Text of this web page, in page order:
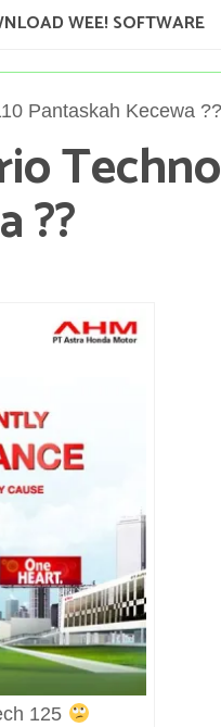
WEE! SOFTWARE
Pantaskah Kecewa ??
Techno
??
125